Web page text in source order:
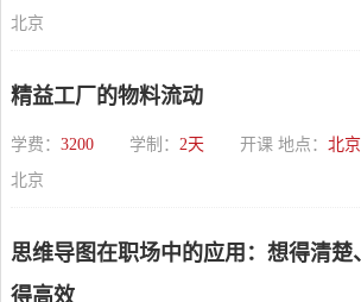
北京
精益工厂的物料流动
学费： 3200 学制： 2天 开课 地点： 北京
北京
思维导图在职场中的应用：想得清楚
得高效